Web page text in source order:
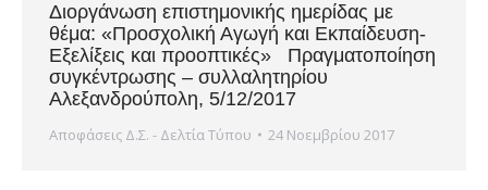
Διοργάνωση επιστημονικής ημερίδας με
θέμα: «Προσχολική Αγωγή και Εκπαίδευση-
Εξελίξεις και προοπτικές» Πραγματοποίηση
συγκέντρωσης – συλλαλητηρίου
Αλεξανδρούπολη, 5/12/2017
Αποφάσεις Δ.Σ. - Δελτία Τύπου 24 Νοεμβρίου 2017